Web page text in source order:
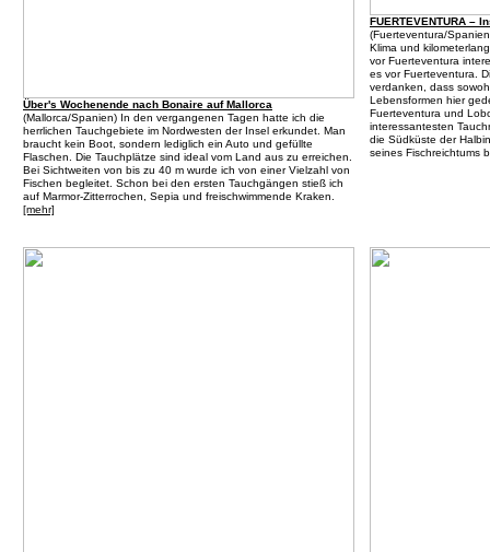
Über's Wochenende nach Bonaire auf Mallorca
(Mallorca/Spanien) In den vergangenen Tagen hatte ich die
herrlichen Tauchgebiete im Nordwesten der Insel erkundet. Man
braucht kein Boot, sondern lediglich ein Auto und gefüllte
Flaschen. Die Tauchplätze sind ideal vom Land aus zu erreichen.
Bei Sichtweiten von bis zu 40 m wurde ich von einer Vielzahl von
Fischen begleitet. Schon bei den ersten Tauchgängen stieß ich
auf Marmor-Zitterrochen, Sepia und freischwimmende Kraken.
[mehr]
FUERTEVENTURA –
(Fuerteventura/Spanien
Klima und
vor Fuerteventura
es vor Fuerteventura.
verdanken, dass
Lebensformen hier
Fuerteventura und
interessantesten
die Südküste der
seines Fischreichtums